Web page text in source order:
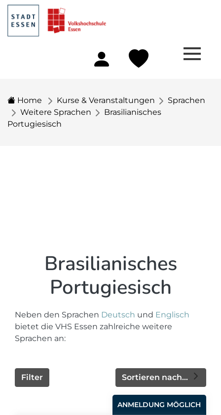
Home Kurse & Veranstaltungen
Sprachen
Weitere Sprachen
Brasilianisches
Portugiesisch
Brasilianisches
Portugiesisch
Neben den Sprachen Deutsch und Englisch
bietet die VHS Essen zahlreiche weitere
Sprachen an:
Sortieren nach...
Filter
ANMELDUNG MÖGLICH